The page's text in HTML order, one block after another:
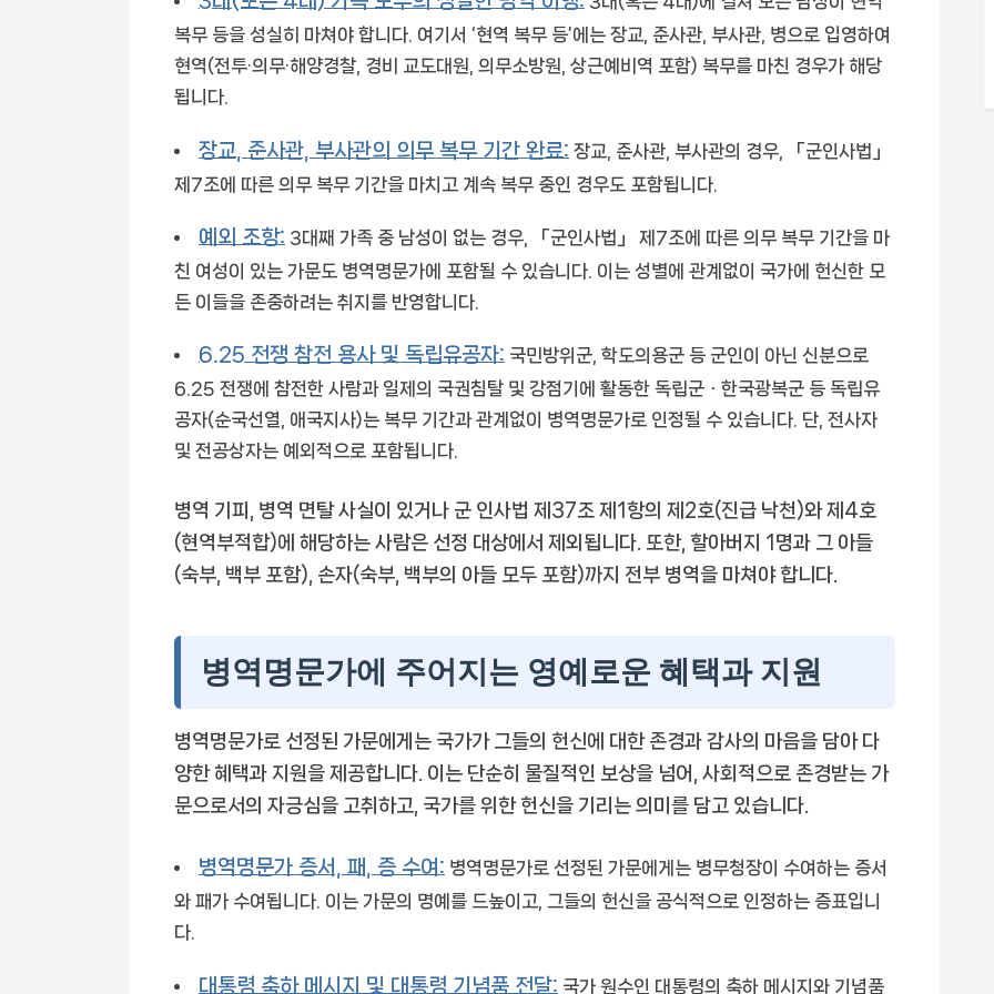
복무 등을 성실히 마쳐야 합니다. 여기서 ‘현역 복무 등’에는 장교, 준사관, 부사관, 병으로 입영하여
현역(전투·의무·해양경찰, 경비 교도대원, 의무소방원, 상근예비역 포함) 복무를 마친 경우가 해당
됩니다.
장교, 준사관, 부사관의 의무 복무 기간 완료: 장교, 준사관, 부사관의 경우, 「군인사법」
제7조에 따른 의무 복무 기간을 마치고 계속 복무 중인 경우도 포함됩니다.
예외 조항: 3대째 가족 중 남성이 없는 경우, 「군인사법」 제7조에 따른 의무 복무 기간을 마
친 여성이 있는 가문도 병역명문가에 포함될 수 있습니다. 이는 성별에 관계없이 국가에 헌신한 모
든 이들을 존중하려는 취지를 반영합니다.
6.25 전쟁 참전 용사 및 독립유공자: 국민방위군, 학도의용군 등 군인이 아닌 신분으로
6.25 전쟁에 참전한 사람과 일제의 국권침탈 및 강점기에 활동한 독립군ㆍ한국광복군 등 독립유
공자(순국선열, 애국지사)는 복무 기간과 관계없이 병역명문가로 인정될 수 있습니다. 단, 전사자
및 전공상자는 예외적으로 포함됩니다.
병역 기피, 병역 면탈 사실이 있거나 군 인사법 제37조 제1항의 제2호(진급 낙천)와 제4호
(현역부적합)에 해당하는 사람은 선정 대상에서 제외됩니다. 또한, 할아버지 1명과 그 아들
(숙부, 백부 포함), 손자(숙부, 백부의 아들 모두 포함)까지 전부 병역을 마쳐야 합니다.
병역명문가에 주어지는 영예로운 혜택과 지원
병역명문가로 선정된 가문에게는 국가가 그들의 헌신에 대한 존경과 감사의 마음을 담아 다
양한 혜택과 지원을 제공합니다. 이는 단순히 물질적인 보상을 넘어, 사회적으로 존경받는 가
문으로서의 자긍심을 고취하고, 국가를 위한 헌신을 기리는 의미를 담고 있습니다.
병역명문가 증서, 패, 증 수여: 병역명문가로 선정된 가문에게는 병무청장이 수여하는 증서
와 패가 수여됩니다. 이는 가문의 명예를 드높이고, 그들의 헌신을 공식적으로 인정하는 증표입니
다.
대통령 축하 메시지 및 대통령 기념품 전달: 국가 원수인 대통령의 축하 메시지와 기념품